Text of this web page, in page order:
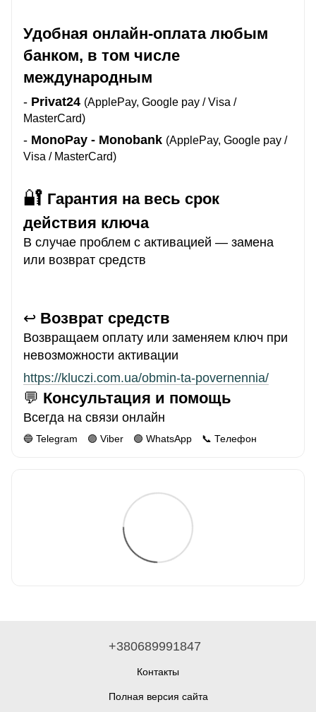
Удобная онлайн-оплата любым
банком, в том числе
международным
- Privat24 (ApplePay, Google pay / Visa /
MasterCard)
- MonoPay - Monobank (ApplePay, Google pay /
Visa / MasterCard)
🔐 Гарантия на весь срок
действия ключа
В случае проблем с активацией — замена
или возврат средств
↩️ Возврат средств
Возвращаем оплату или заменяем ключ при
невозможности активации
https://kluczi.com.ua/obmin-ta-povernennia/
💬 Консультация и помощь
Всегда на связи онлайн
🔵 Telegram 🟣 Viber 🟢 WhatsApp 📞 Телефон
+380689991847
Контакты
Полная версия сайта